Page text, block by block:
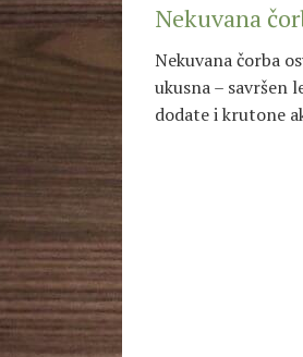
Nekuvana
Nekuvana čorba
ukusna – savršen
dodate i krutone